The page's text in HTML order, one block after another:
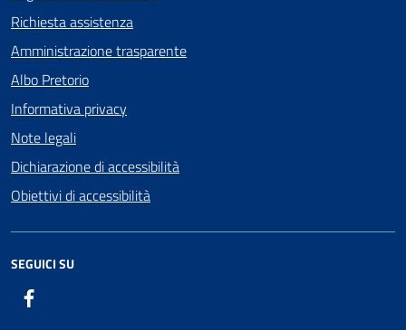
Richiesta assistenza
Amministrazione trasparente
Albo Pretorio
Informativa privacy
Note legali
Dichiarazione di accessibilità
Obiettivi di accessibilità
SEGUICI SU